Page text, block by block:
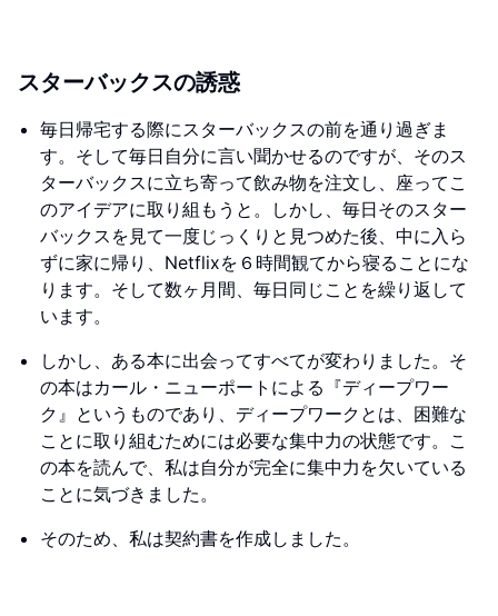
スターバックスの誘惑
毎日帰宅する際にスターバックスの前を通り過ぎま
す。そして毎日自分に言い聞かせるのですが、そのス
ターバックスに立ち寄って飲み物を注文し、座ってこ
のアイデアに取り組もうと。しかし、毎日そのスター
バックスを見て一度じっくりと見つめた後、中に入ら
ずに家に帰り、Netflixを６時間観てから寝ることにな
ります。そして数ヶ月間、毎日同じことを繰り返して
います。
しかし、ある本に出会ってすべてが変わりました。そ
の本はカール・ニューポートによる『ディープワー
ク』というものであり、ディープワークとは、困難な
ことに取り組むためには必要な集中力の状態です。こ
の本を読んで、私は自分が完全に集中力を欠いている
ことに気づきました。
そのため、私は契約書を作成しました。